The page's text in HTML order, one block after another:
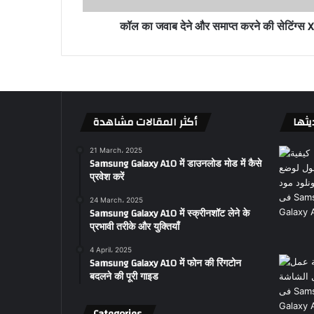
कॉल का जवाब देने और समाप्त करने की सेटिंग्स
أكثر المقالات مشاهدة
21 March، 2025
Samsung Galaxy A10 में डाउनलोड मोड में कैसे
प्रवेश करें
24 March، 2025
Samsung Galaxy A10 में स्क्रीनशॉट लेने के
प्रभावी तरीके और युक्तियाँ
4 April، 2025
Samsung Galaxy A10 में फोन की रिंगटोन
बदलने की पूरी गाइड